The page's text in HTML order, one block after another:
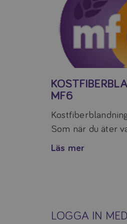
MF6
Som när du äter
Läs mer
LOGGA IN